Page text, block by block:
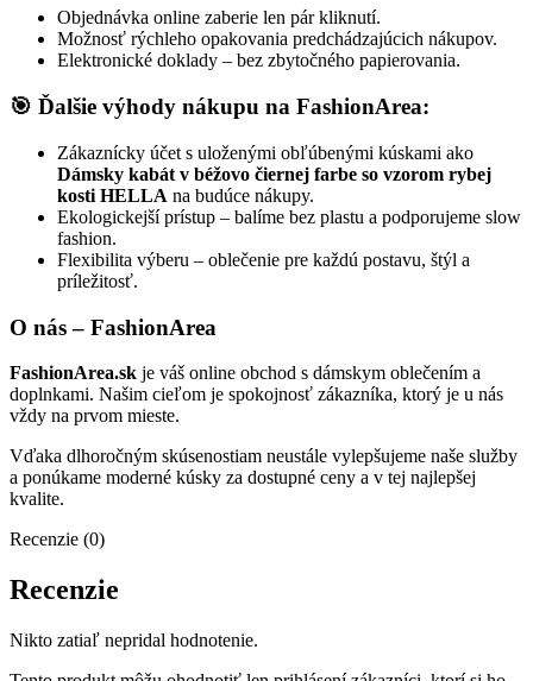
Objednávka online zaberie len pár kliknutí.
Možnosť rýchleho opakovania predchádzajúcich nákupov.
Elektronické doklady – bez zbytočného papierovania.
🎯 Ďalšie výhody nákupu na FashionArea:
Zákaznícky účet s uloženými obľúbenými kúskami ako
Dámsky kabát v béžovo čiernej farbe so vzorom rybej
kosti HELLA na budúce nákupy.
Ekologickejší prístup – balíme bez plastu a podporujeme slow
fashion.
Flexibilita výberu – oblečenie pre každú postavu, štýl a
príležitosť.
O nás – FashionArea
FashionArea.sk je váš online obchod s dámskym oblečením a
doplnkami. Našim cieľom je spokojnosť zákazníka, ktorý je u nás
vždy na prvom mieste.
Vďaka dlhoročným skúsenostiam neustále vylepšujeme naše služby
a ponúkame moderné kúsky za dostupné ceny a v tej najlepšej
kvalite.
Recenzie (0)
Recenzie
Nikto zatiaľ nepridal hodnotenie.